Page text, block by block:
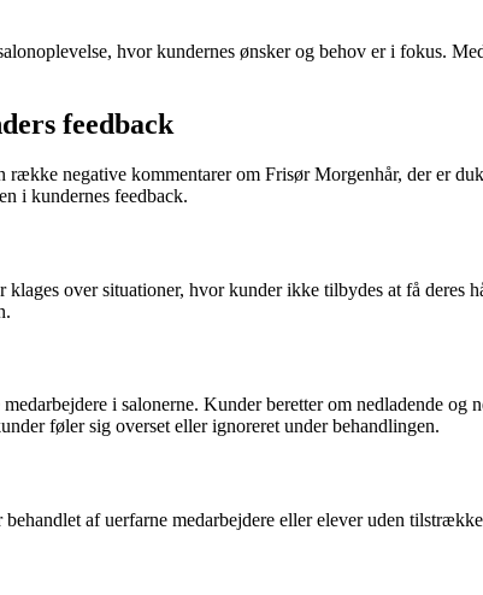
hvor kundernes ønsker og behov er i fokus.
feedback
negative kommentarer om Frisør Morgenhår, der er
i kundernes feedback.
over situationer, hvor kunder ikke tilbydes at få deres
i salonerne. Kunder beretter om nedladende og
føler sig overset eller ignoreret under behandlingen.
af uerfarne medarbejdere eller elever uden